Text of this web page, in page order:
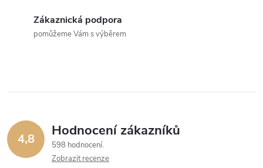
Zákaznická podpora
pomůžeme Vám s výběrem
4,8 Hodnocení zákazníků
598 hodnocení
Zobrazit recenze